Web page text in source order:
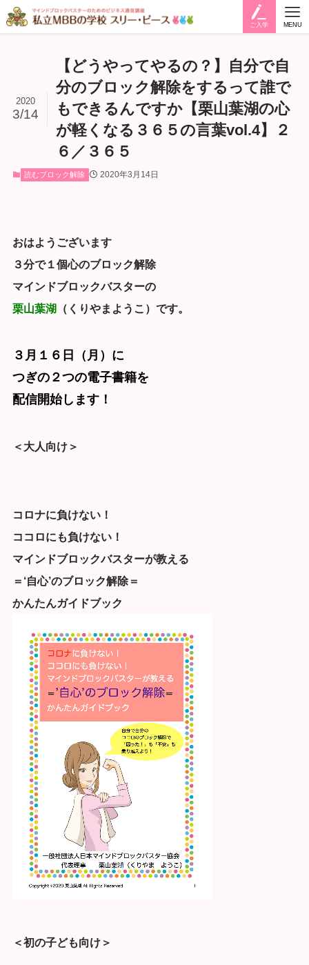
ご入学 MENU
【どうやってやるの？】自分で自
分のブロック解除をするって誰で
もできるんですか【栗山葉湖の心
が軽くなる３６５の言葉vol.4】２
６／３６５
2020
3/14
読むブロック解除 2020年3月14日
おはようございます
３分で１個心のブロック解除
マインドブロックバスターの
栗山葉湖
（くりやまようこ）です。
３月１６日（月）に
つぎの２つの電子書籍を
配信開始します！
＜大人向け＞
コロナに負けない！
ココロにも負けない！
マインドブロックバスターが教える
＝‘自心’のブロック解除＝
かんたんガイドブック
＜初の子ども向け＞